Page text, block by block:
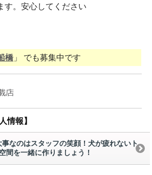
す。安心してください
橋 」 でも募集中です
情報】
事なのはスタッフの笑顔！犬が疲れないト
間を一緒に作りましょう！